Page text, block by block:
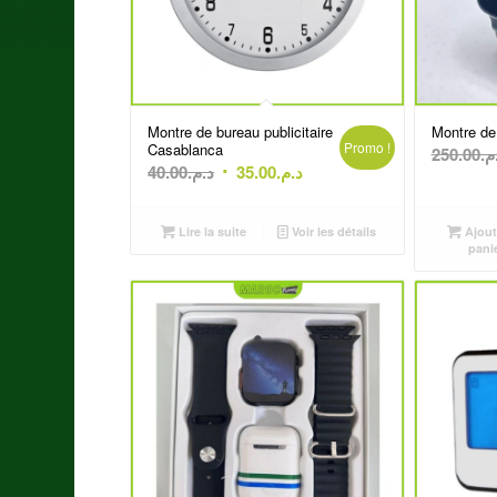
Montre de bureau publicitaire
Casablanca
د.م.40.00
Le
initial
د.م.40.00.
د.م.35.00
Le
actuel
د.م.35.00.
Promo !
Lire la suite Voir les détails
Montre
250.00